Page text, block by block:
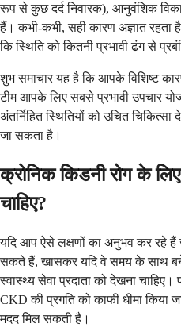
रूप से कुछ दर्द निवारक), आनुवंशिक
हैं। कभी-कभी, सही कारण अज्ञात रहता
कि स्थिति को कितनी प्रभावी ढंग से
शुभ समाचार यह है कि आपके विशिष्ट
टीम आपके लिए सबसे प्रभावी उपचार
अंतर्निहित स्थितियों को उचित
जा सकता है।
क्रोनिक किडनी रोग के
चाहिए?
यदि आप ऐसे लक्षणों का अनुभव कर रहे
सकते हैं, खासकर यदि वे समय के साथ
स्वास्थ्य सेवा प्रदाता को देखना
CKD की प्रगति को काफी धीमा
मदद मिल सकती है।